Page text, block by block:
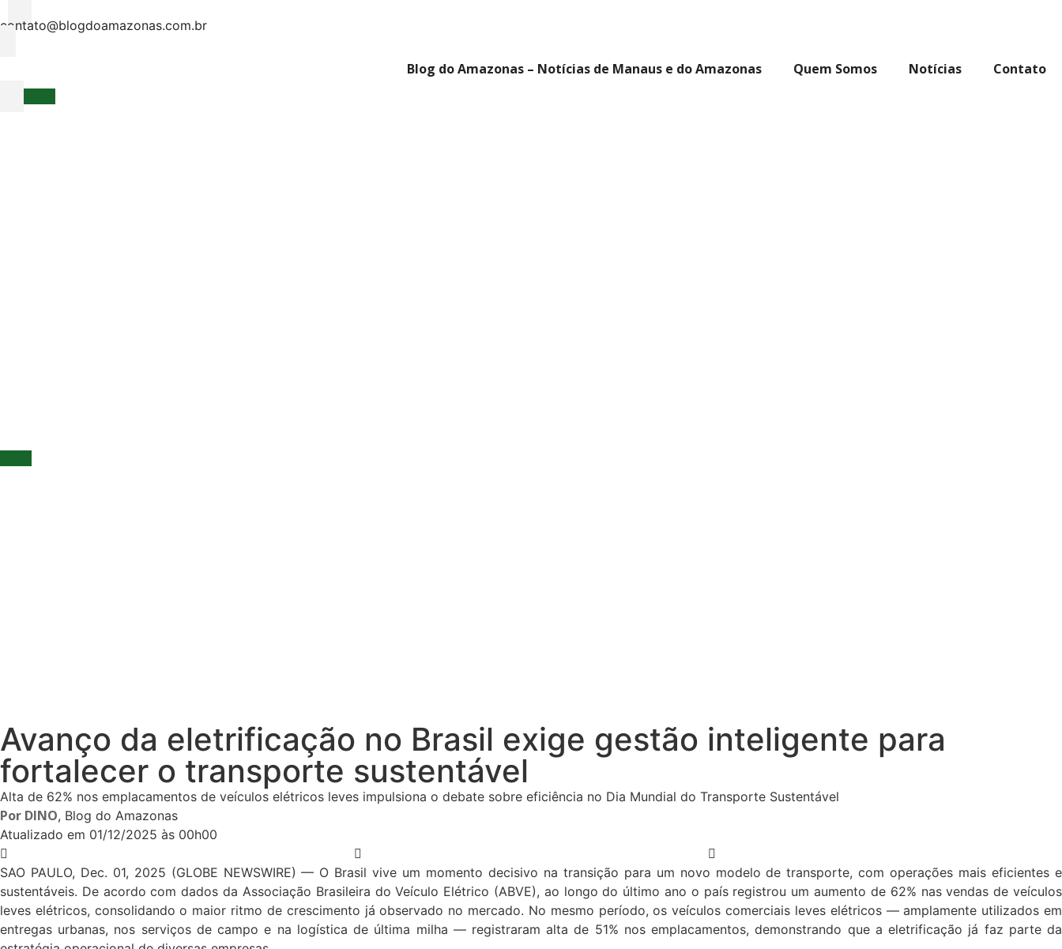
contato@blogdoamazonas.com.br
Blog do Amazonas – Notícias de Manaus e do Amazonas Quem Somos Notícias Contato
Avanço da eletrificação no Brasil exige gestão inteligente para
fortalecer o transporte sustentável
Alta de 62% nos emplacamentos de veículos elétricos leves impulsiona o debate sobre eficiência no Dia Mundial do Transporte Sustentável
Por DINO, Blog do Amazonas
Atualizado em 01/12/2025 às 00h00
SAO PAULO, Dec. 01, 2025 (GLOBE NEWSWIRE) — O Brasil vive um momento decisivo na transição para um novo modelo de transporte, com operações mais eficientes e
sustentáveis. De acordo com dados da Associação Brasileira do Veículo Elétrico (ABVE), ao longo do último ano o país registrou um aumento de 62% nas vendas de veículos
leves elétricos, consolidando o maior ritmo de crescimento já observado no mercado. No mesmo período, os veículos comerciais leves elétricos — amplamente utilizados em
entregas urbanas, nos serviços de campo e na logística de última milha — registraram alta de 51% nos emplacamentos, demonstrando que a eletrificação já faz parte da